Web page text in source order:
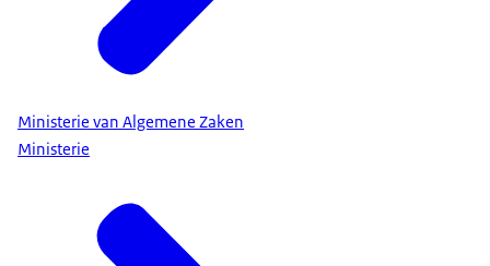
Ministerie van Algemene Zaken
Ministerie